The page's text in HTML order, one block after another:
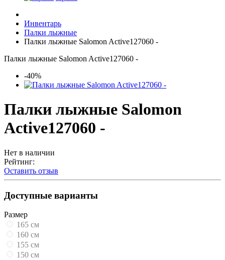
Инвентарь
Палки лыжные
Палки лыжные Salomon Active127060 -
Палки лыжные Salomon Active127060 -
-40%
Палки лыжные Salomon
Active127060 -
Нет в наличии
Рейтинг:
Оставить отзыв
Доступные варианты
Размер
165 см
160 см
155 см
150 см